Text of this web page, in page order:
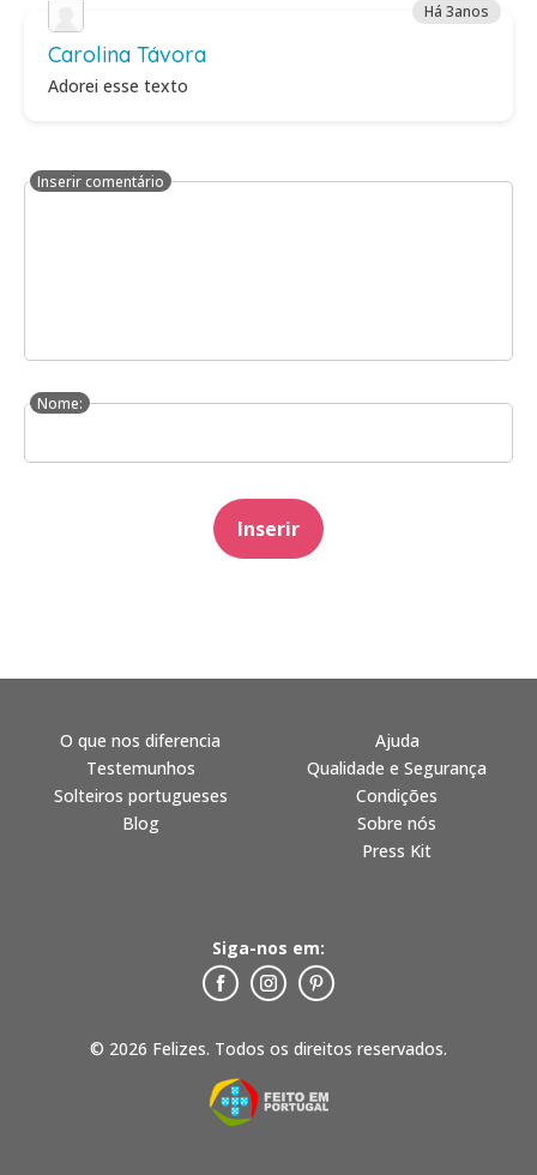
Carolina Távora
Há 3anos
Adorei esse texto
Inserir comentário
Nome:
Inserir
© 2026 Felizes. Todos os direitos reservados.
O que nos diferencia
Testemunhos
Solteiros portugueses
Blog
Ajuda
Qualidade e Segurança
Condições
Sobre nós
Press Kit
Siga-nos em: